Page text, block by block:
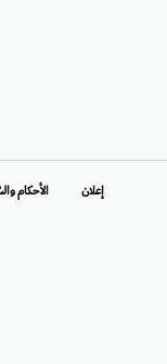
إعلان الأحكام